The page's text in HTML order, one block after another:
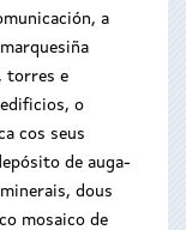
a
torres e
o
cos seus
de auga-
dous
mosaico de